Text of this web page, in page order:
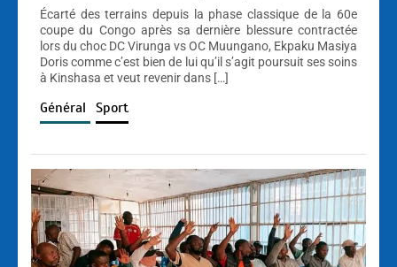
Écarté des terrains depuis la phase classique de la 60e
coupe du Congo après sa dernière blessure contractée
lors du choc DC Virunga vs OC Muungano, Ekpaku Masiya
Doris comme c’est bien de lui qu’il s’agit poursuit ses soins
à Kinshasa et veut revenir dans […]
Général Sport